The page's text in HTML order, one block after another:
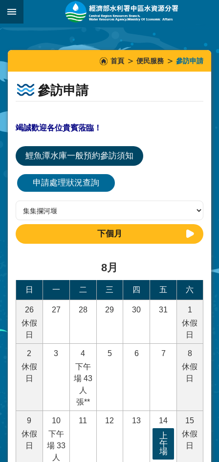
跳到主要內容區塊
:::_
::::::
首頁 便民服務 參訪申請
參訪申請
竭誠歡迎各位貴賓蒞臨！
鯉魚潭水庫一般預約參訪須知
申請處理狀況查詢
下個月
8月
日 一 二 三 四 五 六
26
休假
日
27 28 29 30 31
1
休假
日
2
休假
日
3
4
下午
場 43
人
張**
5 6 7
8
休假
日
9
休假
日
10
下午
場 33
人
11 12 13 14
上
午
場
15
休假
日